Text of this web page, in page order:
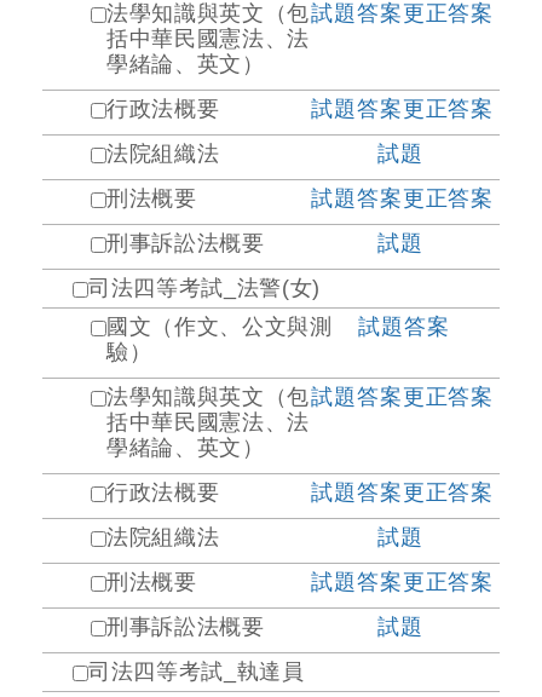
法學知識與英文（包
括中華民國憲法、法
學緒論、英文）
試題答案更正答案
行政法概要 試題答案更正答案
法院組織法
試題
刑法概要
試題答案更正答案
刑事訴訟法概要
試題
司法四等考試_法警(女)
國文（作文、公文與測
驗）
試題答案
法學知識與英文（包
括中華民國憲法、法
學緒論、英文）
試題答案更正答案
行政法概要 試題答案更正答案
法院組織法
試題
刑法概要
試題答案更正答案
刑事訴訟法概要
試題
司法四等考試_執達員